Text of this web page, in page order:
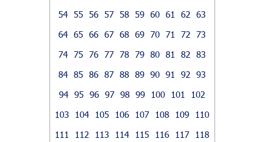
54 55 56 57 58 59 60 61 62
63
64 65 66 67 68 69 70 71 72
73
74 75 76 77 78 79 80 81 82
83
84 85 86 87 88 89 90 91 92
93
94 95 96 97 98 99 100 101
102
103
104 105 106 107 108 109
110
111
112 113 114 115 116 117
118